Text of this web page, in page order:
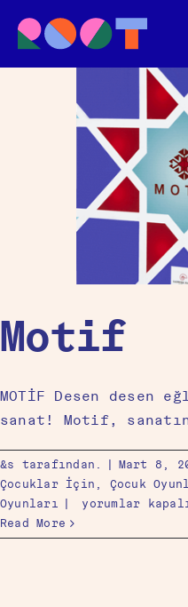
Motif
MOTİF Desen desen
sanat! Motif,
&s tarafından. | Mart 8,
Çocuklar İçin , Çocuk
Oyunları |
yorumlar
Read More